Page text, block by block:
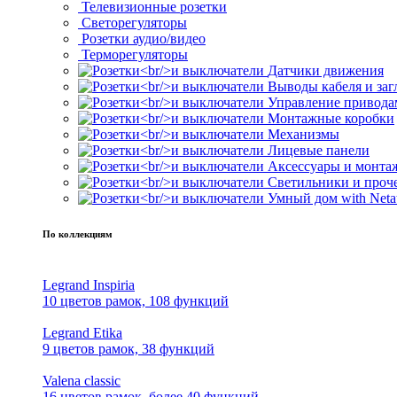
Телевизионные розетки
Светорегуляторы
Розетки аудио/видео
Терморегуляторы
Датчики движения
Выводы кабеля и
Управление
Монтажные коробки
Механизмы
Лицевые панели
Аксессуары и
Светильники и
Умный дом with
По коллекциям
Legrand Inspiria
10 цветов рамок, 108 функций
Legrand Etika
9 цветов рамок, 38 функций
Valena classic